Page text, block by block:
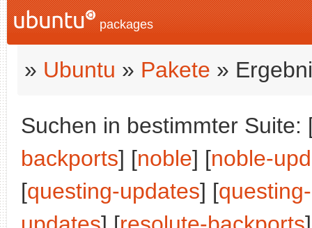
packages
» Ubuntu » Pakete »
Suchen in bestimmter Suite:
backports] [noble] [noble-
[questing-updates] [